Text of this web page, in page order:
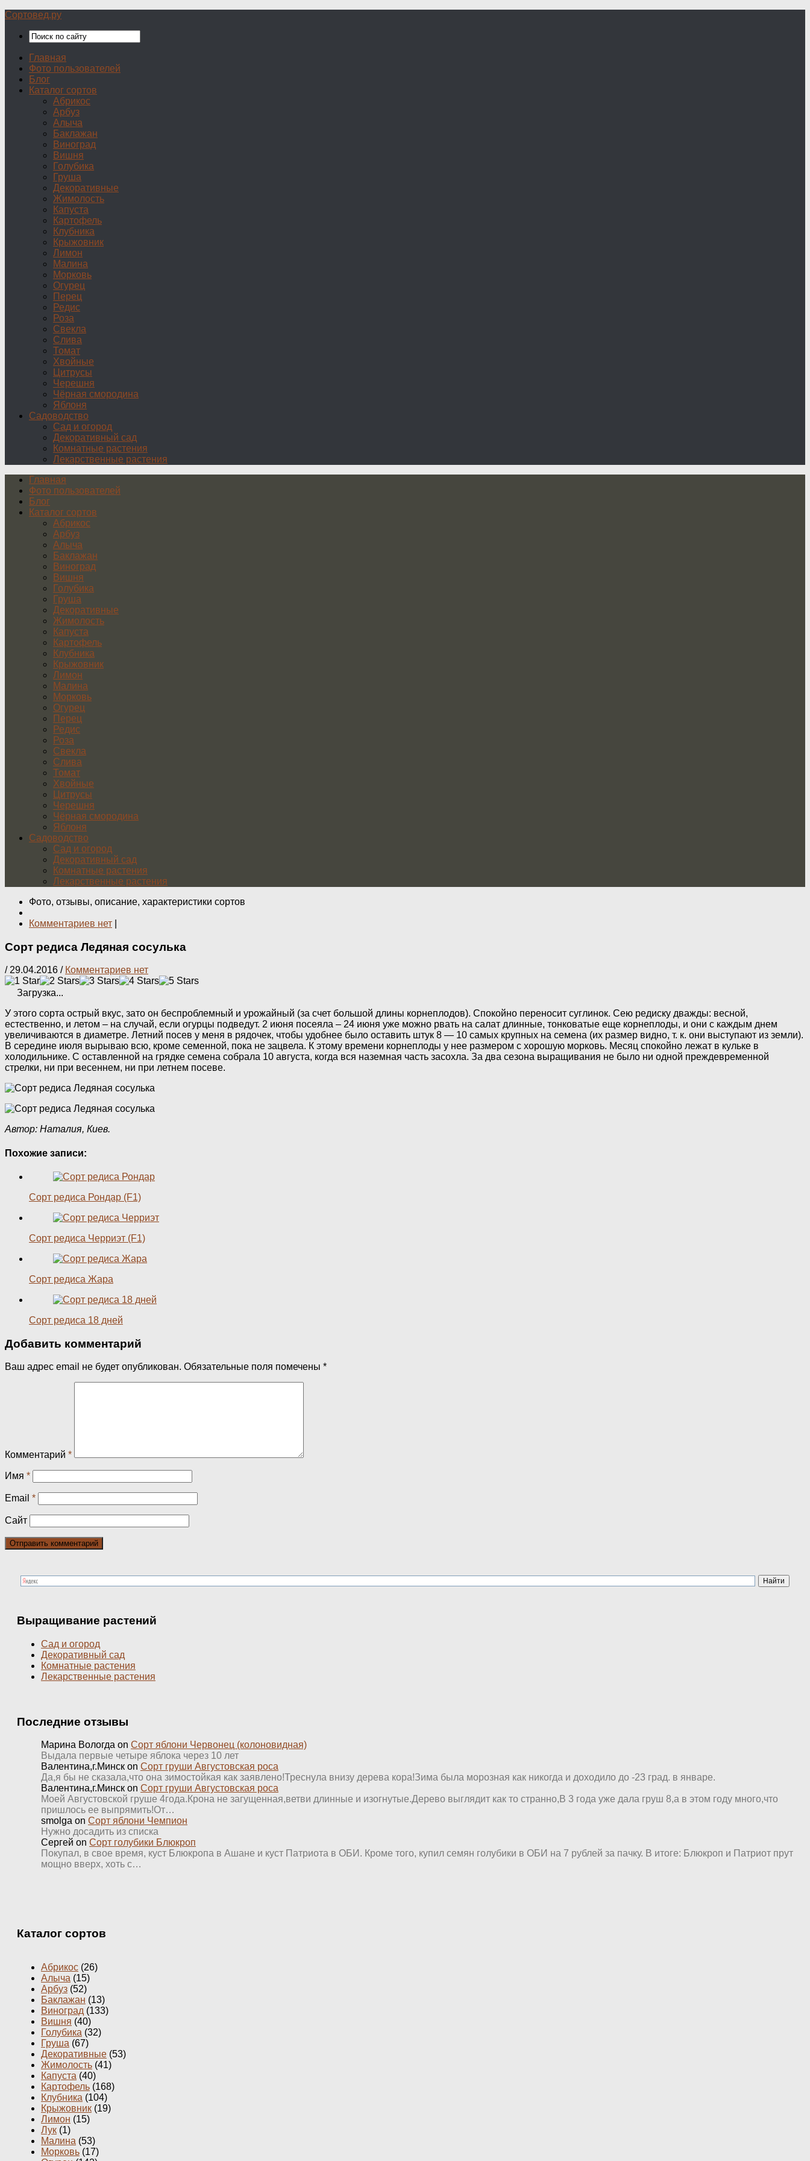
Сортовед.ру
Главная
Фото пользователей
Блог
Каталог сортов
Абрикос
Арбуз
Алыча
Баклажан
Виноград
Вишня
Голубика
Груша
Декоративные
Жимолость
Капуста
Картофель
Клубника
Крыжовник
Лимон
Малина
Морковь
Огурец
Перец
Редис
Роза
Свекла
Слива
Томат
Хвойные
Цитрусы
Черешня
Чёрная смородина
Яблоня
Садоводство
Сад и огород
Декоративный сад
Комнатные растения
Лекарственные растения
Главная
Фото пользователей
Блог
Каталог сортов
Абрикос
Арбуз
Алыча
Баклажан
Виноград
Вишня
Голубика
Груша
Декоративные
Жимолость
Капуста
Картофель
Клубника
Крыжовник
Лимон
Малина
Морковь
Огурец
Перец
Редис
Роза
Свекла
Слива
Томат
Хвойные
Цитрусы
Черешня
Чёрная смородина
Яблоня
Садоводство
Сад и огород
Декоративный сад
Комнатные растения
Лекарственные растения
Фото, отзывы, описание, характеристики сортов
Комментариев нет
Сорт редиса Ледяная сосулька
/29.04.2016 / Комментариев нет
Загрузка...
У этого сорта острый вкус, зато он беспроблемный и урожайный (за счет большой длины корнеплодов). Спокойно переносит суглинок. Сею редиску дважды: весной,
естественно, и летом – на случай, если огурцы подведут. 2 июня посеяла – 24 июня уже можно рвать на салат длинные, тонковатые еще корнеплоды, и они с каждым днем
увеличиваются в диаметре. Летний посев у меня в рядочек, чтобы удобнее было оставить штук 8 — 10 самых крупных на семена (их размер видно, т. к. они выступают из земли).
В середине июля вырываю всю, кроме семенной, пока не зацвела. К этому времени корнеплоды у нее размером с хорошую морковь. Месяц спокойно лежат в кульке в
холодильнике. С оставленной на грядке семена собрала 10 августа, когда вся наземная часть засохла. За два сезона выращивания не было ни одной преждевременной
стрелки, ни при весеннем, ни при летнем посеве.
Автор: Наталия, Киев.
Похожие записи:
Сорт редиса Рондар (F1)
Сорт редиса Черриэт (F1)
Сорт редиса Жара
Сорт редиса 18 дней
Добавить комментарий
Ваш адрес email не будет опубликован. Обязательные поля помечены *
Комментарий *
Имя *
Email *
Сайт
Выращивание растений
Сад и огород
Декоративный сад
Комнатные растения
Лекарственные растения
Последние отзывы
Марина Вологда on Сорт яблони Червонец (колоновидная)
Выдала первые четыре яблока через 10 лет
Валентина,г.Минск on Сорт груши Августовская роса
Да,я бы не сказала,что она зимостойкая как заявлено!Треснула внизу дерева кора!Зима была морозная как никогда и доходило до -23 град. в январе.
Валентина,г.Минск on Сорт груши Августовская роса
Моей Августовской груше 4года.Крона не загущенная,ветви длинные и изогнутые.Дерево выглядит как то странно,В 3 года уже дала груш 8,а в этом году много,что
пришлось ее выпрямить!От…
smolga on Сорт яблони Чемпион
Нужно досадить из списка
Сергей on Сорт голубики Блюкроп
Покупал, в свое время, куст Блюкропа в Ашане и куст Патриота в ОБИ. Кроме того, купил семян голубики в ОБИ на 7 рублей за пачку. В итоге: Блюкроп и Патриот прут
мощно вверх, хоть с…
Каталог сортов
Абрикос (26)
Алыча (15)
Арбуз (52)
Баклажан (13)
Виноград (133)
Вишня (40)
Голубика (32)
Груша (67)
Декоративные (53)
Жимолость (41)
Капуста (40)
Картофель (168)
Клубника (104)
Крыжовник (19)
Лимон (15)
Лук (1)
Малина (53)
Морковь (17)